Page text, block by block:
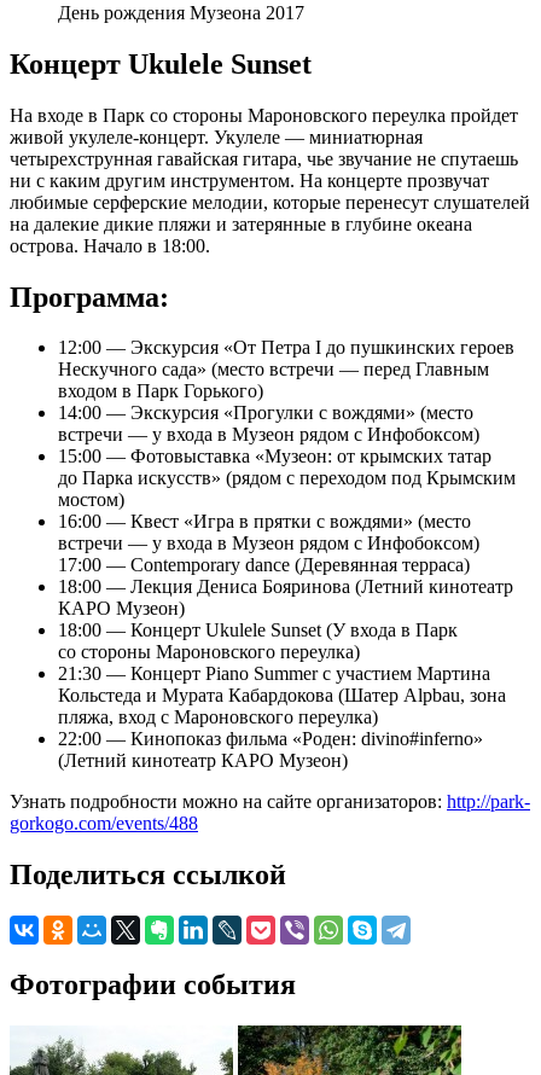
День рождения Музеона 2017
Концерт Ukulele Sunset
На входе в Парк со стороны Мароновского переулка пройдет
живой укулеле-концерт. Укулеле — миниатюрная
четырехструнная гавайская гитара, чье звучание не спутаешь
ни с каким другим инструментом. На концерте прозвучат
любимые серферские мелодии, которые перенесут слушателей
на далекие дикие пляжи и затерянные в глубине океана
острова. Начало в 18:00.
Программа:
12:00 — Экскурсия «От Петра I до пушкинских героев
Нескучного сада» (место встречи — перед Главным
входом в Парк Горького)
14:00 — Экскурсия «Прогулки с вождями» (место
встречи — у входа в Музеон рядом с Инфобоксом)
15:00 — Фотовыставка «Музеон: от крымских татар
до Парка искусств» (рядом с переходом под Крымским
мостом)
16:00 — Квест «Игра в прятки с вождями» (место
встречи — у входа в Музеон рядом с Инфобоксом)
17:00 — Contemporary dance (Деревянная терраса)
18:00 — Лекция Дениса Бояринова (Летний кинотеатр
КАРО Музеон)
18:00 — Концерт Ukulele Sunset (У входа в Парк
со стороны Мароновского переулка)
21:30 — Концерт Piano Summer с участием Мартина
Кольстеда и Мурата Кабардокова (Шатер Alpbau, зона
пляжа, вход с Мароновского переулка)
22:00 — Кинопоказ фильма «Роден: divino#inferno»
(Летний кинотеатр КАРО Музеон)
Узнать подробности можно на сайте организаторов: http://park-
gorkogo.com/events/488
Поделиться ссылкой
Фотографии события